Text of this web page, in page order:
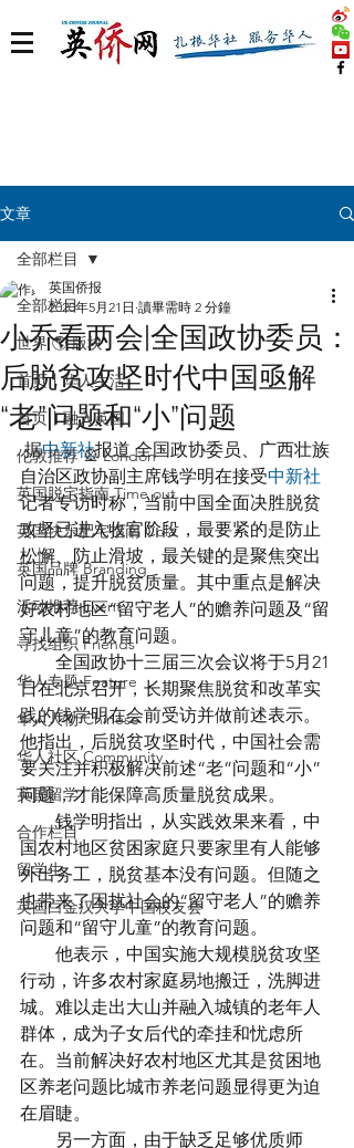
文章
全部栏目
世界 🌎 版块
首页丨华人生活
首页丨融入英国
伦敦推荐 🎡 London
英国脱宅指南 Time out
英国快乐肥宅指南 Cola
英国品牌 Branding
活动推荐 Event
寻找组织 Friends
华人专题 Feature
华人人物 Chinese
华人社区 Community
英国留学
合作栏目
留学生
英国白金汉大学中国校友会
全部栏目
小乔看两会|全国政协委员：
后脱贫攻坚时代中国亟解
“老”问题和“小”问题
英国侨报
2020年5月21日 讀畢需時 2 分鐘
据中新社报道 全国政协委员、广西壮族
自治区政协副主席钱学明在接受中新社
记者专访时称，当前中国全面决胜脱贫
攻坚已进入收官阶段，最要紧的是防止
松懈、防止滑坡，最关键的是聚焦突出
问题，提升脱贫质量。其中重点是解决
好农村地区“留守老人”的赡养问题及“留
守儿童”的教育问题。
全国政协十三届三次会议将于5月21
日在北京召开，长期聚焦脱贫和改革实
践的钱学明在会前受访并做前述表示。
他指出，后脱贫攻坚时代，中国社会需
要关注并积极解决前述“老”问题和“小”
问题，才能保障高质量脱贫成果。
钱学明指出，从实践效果来看，中
国农村地区贫困家庭只要家里有人能够
外出务工，脱贫基本没有问题。但随之
也带来了困扰社会的“留守老人”的赡养
问题和“留守儿童”的教育问题。
他表示，中国实施大规模脱贫攻坚
行动，许多农村家庭易地搬迁，洗脚进
城。难以走出大山并融入城镇的老年人
群体，成为子女后代的牵挂和忧虑所
在。当前解决好农村地区尤其是贫困地
区养老问题比城市养老问题显得更为迫
在眉睫。
另一方面，由于缺乏足够优质师